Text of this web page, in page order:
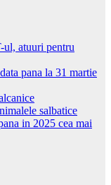
ul, atuuri pentru
pana la 31 martie
salbatice
in 2025 cea mai